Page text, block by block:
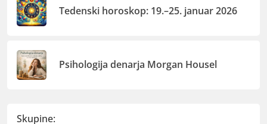
Tedenski horoskop: 19.–25. januar 2026
Psihologija denarja Morgan Housel
Skupine: